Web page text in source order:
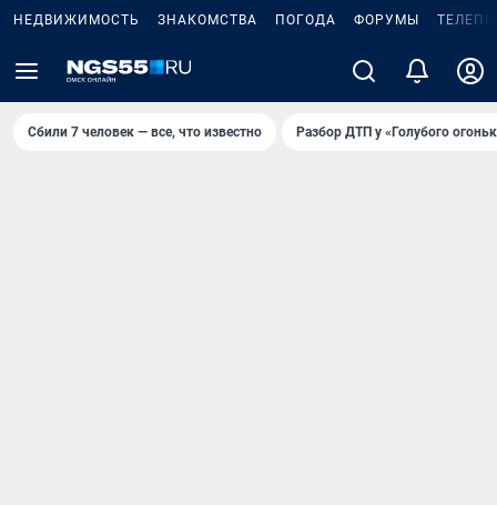
НЕДВИЖИМОСТЬ ЗНАКОМСТВА ПОГОДА ФОРУМЫ
Сбили 7 человек — все, что известно Разбор ДТП у «Голубого